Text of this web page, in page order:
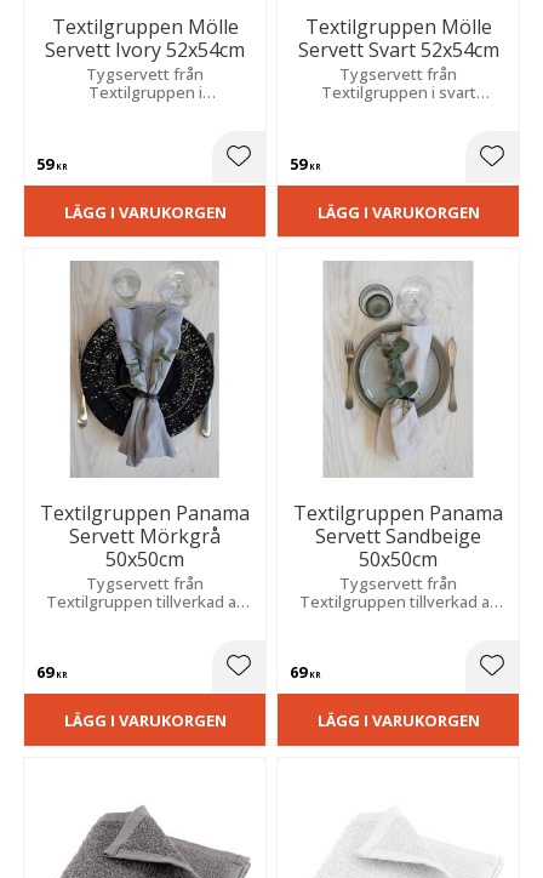
Textilgruppen Mölle
Servett Ivory 52x54cm
Tygservett från
Textilgruppen i
dukning. Storlek: 52x54 cm.
59KR Lägg till i favoriter
LÄGG I VARUKORGEN
Textilgruppen Mölle
Servett Svart 52x54cm
Tygservett från
Textilgruppen i svart
dukning. Storlek: 52x54 cm.
59KR
LÄGG I VARUKORGEN
Textilgruppen Panama
Servett Mörkgrå
50x50cm
Tygservett från
Textilgruppen tillverkad av
69KR Lägg till i favoriter
LÄGG I VARUKORGEN
Textilgruppen Panama
Servett Sandbeige
50x50cm
Tygservett från
Textilgruppen tillverkad av
69KR
LÄGG I VARUKORGEN